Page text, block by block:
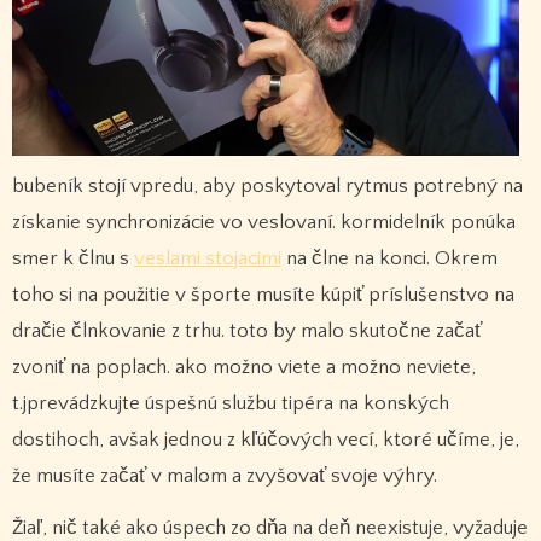
bubeník stojí vpredu, aby poskytoval rytmus potrebný na
získanie synchronizácie vo veslovaní. kormidelník ponúka
smer k člnu s veslami stojacimi na člne na konci. Okrem
toho si na použitie v športe musíte kúpiť príslušenstvo na
dračie člnkovanie z trhu. toto by malo skutočne začať
zvoniť na poplach. ako možno viete a možno neviete,
t.jprevádzkujte úspešnú službu tipéra na konských
dostihoch, avšak jednou z kľúčových vecí, ktoré učíme, je,
že musíte začať v malom a zvyšovať svoje výhry.
Žiaľ, nič také ako úspech zo dňa na deň neexistuje, vyžaduje